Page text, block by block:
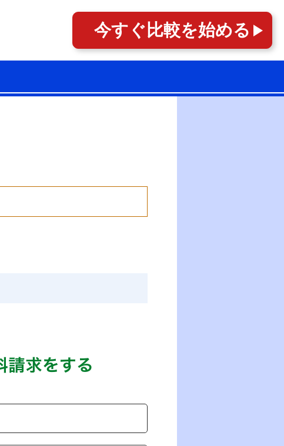
今すぐ 比較を始める
請求をする